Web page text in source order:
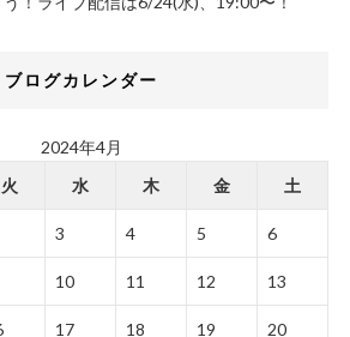
ブログカレンダー
2024年4月
火 水 木 金 土
3 4 5 6
10 11 12 13
17 18 19 20